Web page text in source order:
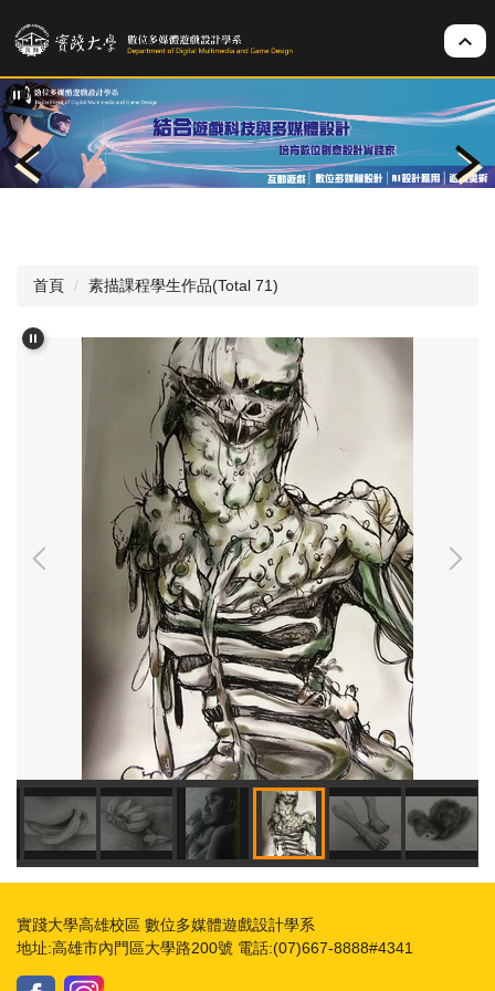
到
要
內
容
區
首頁 素描課程學生作品(Total 71)
實踐大學高雄校區 數位多媒體遊戲設計學系
地址:高雄市內門區大學路200號 電話:(07)667-8888#4341